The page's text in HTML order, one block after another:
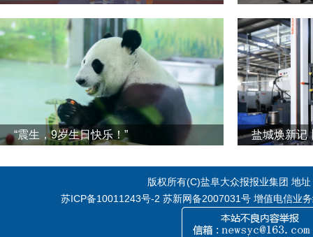
“震生，9岁生日快乐！”
版权所有(C)盐阜大众报报业集团 地
苏ICP备10011243号-2 苏新网备2007031号 增值电信业